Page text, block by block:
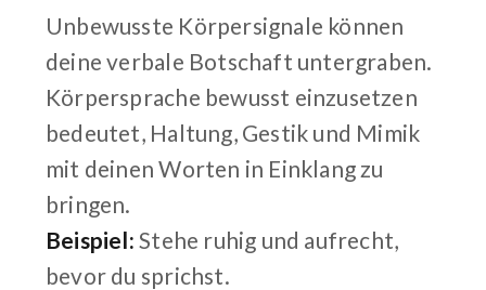
Unbewusste Körpersignale können
deine verbale Botschaft untergraben.
Körpersprache bewusst einzusetzen
bedeutet, Haltung, Gestik und Mimik
mit deinen Worten in Einklang zu
bringen.
Beispiel: Stehe ruhig und aufrecht,
bevor du sprichst.